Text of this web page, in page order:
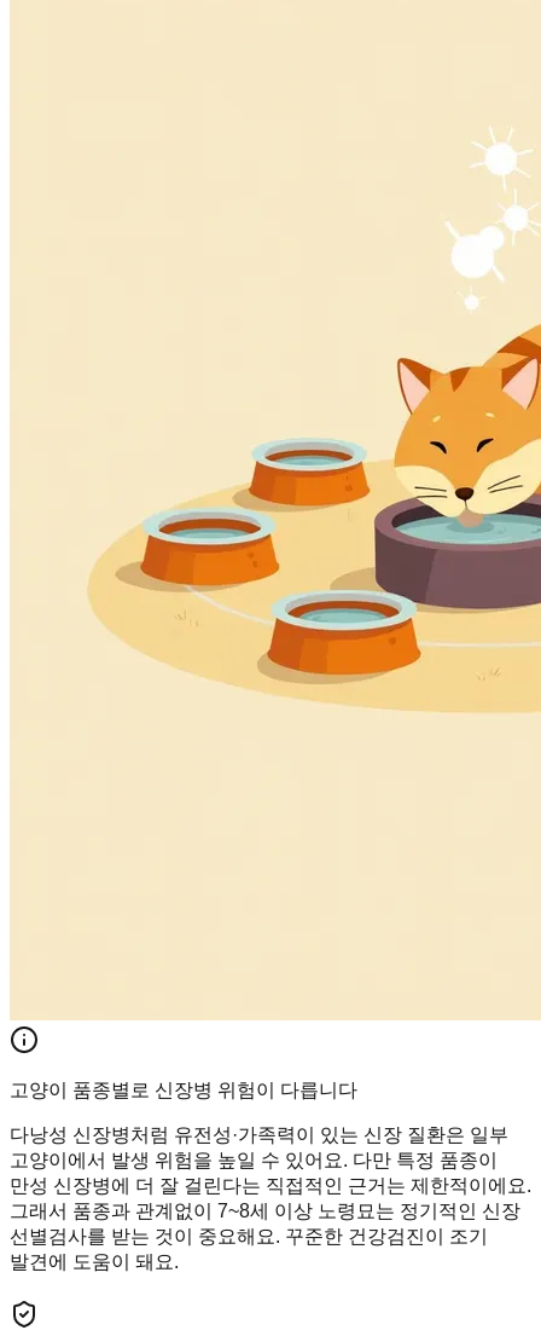
고양이 품종별로 신장병 위험이 다릅니다
다낭성 신장병처럼 유전성·가족력이 있는 신장 질환은 일부
고양이에서 발생 위험을 높일 수 있어요. 다만 특정 품종이
만성 신장병에 더 잘 걸린다는 직접적인 근거는 제한적이에요.
그래서 품종과 관계없이 7~8세 이상 노령묘는 정기적인 신장
선별검사를 받는 것이 중요해요. 꾸준한 건강검진이 조기
발견에 도움이 돼요.